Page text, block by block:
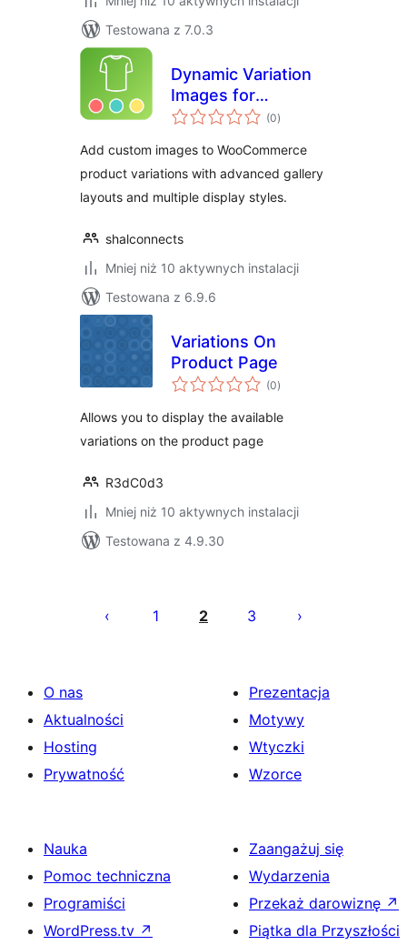
Testowana z 7.0.3
Dynamic Variation
Images for
WooCommerce
(0wszystkich
ocen
)
Add custom images to WooCommerce
product variations with advanced gallery
layouts and multiple display styles.
shalconnects
Mniej niż 10 aktywnych instalacji
Testowana z 6.9.6
Variations On
Product Page
(0wszystkich
ocen
)
Allows you to display the available
variations on the product page
R3dC0d3
Mniej niż 10 aktywnych instalacji
Testowana z 4.9.30
wpisów
1 2 3
O nas
Aktualności
Hosting
Prywatność
Prezentacja
Motywy
Wtyczki
Wzorce
Nauka
Pomoc techniczna
Programiści
WordPress.tv ↗
Zaangażuj się
Wydarzenia
Przekaż darowiznę ↗
Piątka dla Przyszłości